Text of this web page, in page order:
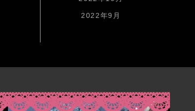
2022年9月